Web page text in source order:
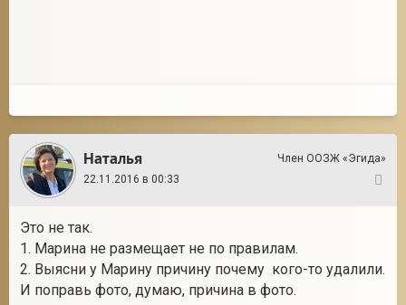
Наталья
Член ООЗЖ «Эгида»
22.11.2016 в 00:33
Это не так.
1. Марина не размещает не по правилам.
2. Выясни у Марину причину почему кого-то удалили.
И поправь фото, думаю, причина в фото.